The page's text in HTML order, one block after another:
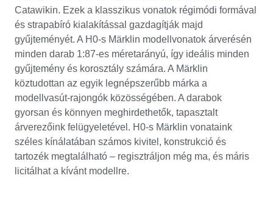
Catawikin. Ezek a klasszikus vonatok régimódi formával
és strapabíró kialakítással gazdagítják majd
gyűjteményét. A H0-s Märklin modellvonatok árverésén
minden darab 1:87-es méretarányú, így ideális minden
gyűjtemény és korosztály számára. A Märklin
köztudottan az egyik legnépszerűbb márka a
modellvasút-rajongók közösségében. A darabok
gyorsan és könnyen meghirdethetők, tapasztalt
árverezőink felügyeletével. H0-s Märklin vonataink
széles kínálatában számos kivitel, konstrukció és
tartozék megtalálható – regisztráljon még ma, és máris
licitálhat a kívánt modellre.